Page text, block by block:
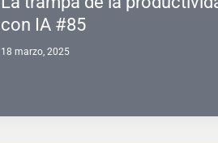
con IA #85
18 marzo, 2025